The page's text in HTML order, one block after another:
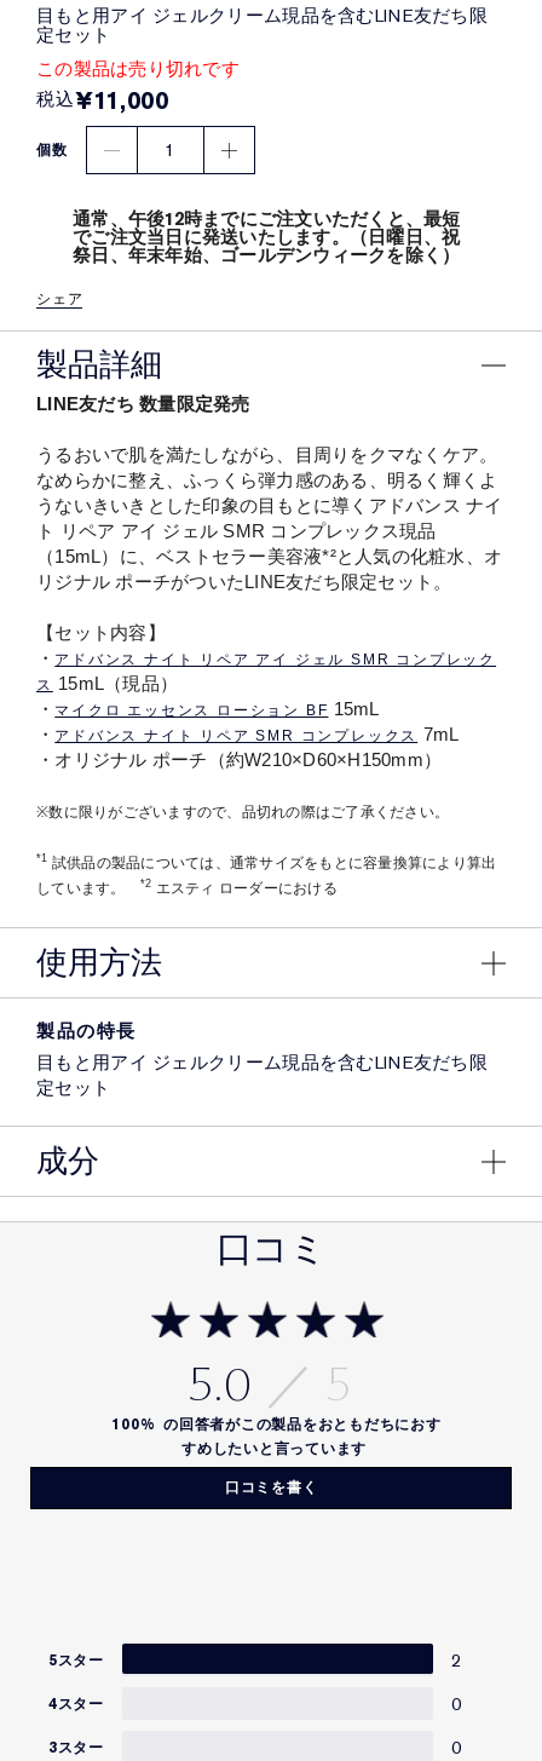
目もと用アイ ジェルクリーム現品を含むLINE友だち限
定セット
この製品は売り切れです
税込¥11,000
個数 1
通常、午後12時までにご注文いただくと、最短
でご注文当日に発送いたします。（日曜日、祝
祭日、年末年始、ゴールデンウィークを除く）
シェア
製品詳細
LINE友だち 数量限定発売
うるおいで肌を満たしながら、目周りをクマなくケア。
なめらかに整え、ふっくら弾力感のある、明るく輝くよ
うないきいきとした印象の目もとに導くアドバンス ナイ
ト リペア アイ ジェル SMR コンプレックス現品
（15mL）に、ベストセラー美容液*²と人気の化粧水、オ
リジナル ポーチがついたLINE友だち限定セット。
【セット内容】
・ アドバンス ナイト リペア アイ ジェル SMR コンプレック
ス 15mL（現品）
・ マイクロ エッセンス ローション BF 15mL
・ アドバンス ナイト リペア SMR コンプレックス 7mL
・オリジナル ポーチ（約W210×D60×H150mm）
※数に限りがございますので、品切れの際はご了承ください。
*1 試供品の製品については、通常サイズをもとに容量換算により算出
しています。
*2 エスティ ローダーにおける
使用方法
製品の特長
目もと用アイ ジェルクリーム現品を含むLINE友だち限
定セット
成分
口コミ
5.0
口コミを書く
100% の回答者がこの製品をおともだちにおす
すめしたいと言っています
5スター 2
4スター 0
3スター 0